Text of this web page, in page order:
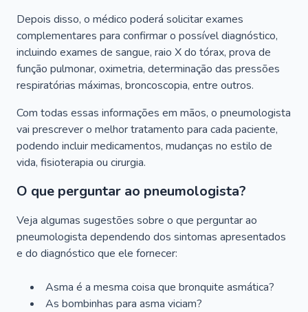
Depois disso, o médico poderá solicitar exames
complementares para confirmar o possível diagnóstico,
incluindo exames de sangue, raio X do tórax, prova de
função pulmonar, oximetria, determinação das pressões
respiratórias máximas, broncoscopia, entre outros.
Com todas essas informações em mãos, o pneumologista
vai prescrever o melhor tratamento para cada paciente,
podendo incluir medicamentos, mudanças no estilo de
vida, fisioterapia ou cirurgia.
O que perguntar ao pneumologista?
Veja algumas sugestões sobre o que perguntar ao
pneumologista dependendo dos sintomas apresentados
e do diagnóstico que ele fornecer:
Asma é a mesma coisa que bronquite asmática?
As bombinhas para asma viciam?